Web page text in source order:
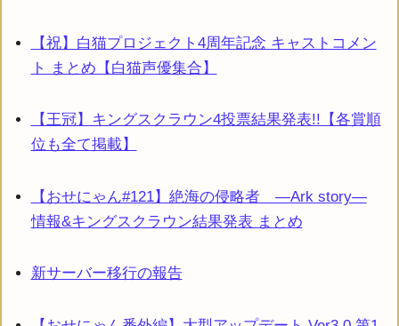
【祝】白猫プロジェクト4周年記念 キャストコメン
ト まとめ【白猫声優集合】
【王冠】キングスクラウン4投票結果発表!!【各賞順
位も全て掲載】
【おせにゃん#121】絶海の侵略者 ―Ark story―
情報&キングスクラウン結果発表 まとめ
新サーバー移行の報告